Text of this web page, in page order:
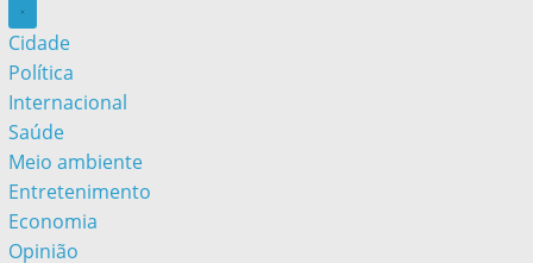
Cidade
Política
Internacional
Saúde
Meio ambiente
Entretenimento
Economia
Opinião